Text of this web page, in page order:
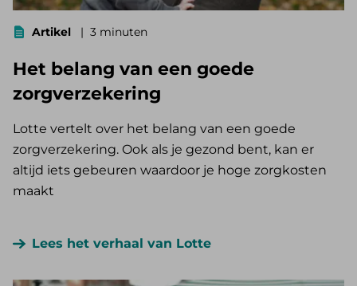
Artikel 3 minuten
Het belang van een goede
zorgverzekering
Lotte vertelt over het belang van een goede
zorgverzekering. Ook als je gezond bent, kan er
altijd iets gebeuren waardoor je hoge zorgkosten
maakt
Lees het verhaal van Lotte